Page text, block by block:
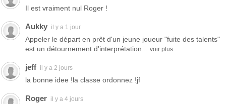
Il est vraiment nul Roger !
Aukky il y a 1 jour
Appeler le départ en prêt d'un jeune joueur "fuite des talents"
est un détournement d'interprétation...
voir plus
jeff il y a 2 jours
la bonne idee !la classe ordonnez !jf
Roger il y a 4 jours